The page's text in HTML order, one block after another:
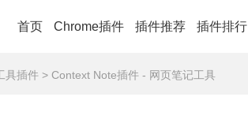
首页 Chrome插件 插件推荐 插件排行
具插件 > Context Note插件 - 网页笔记工具